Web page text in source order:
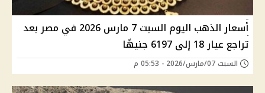
أسعار الذهب اليوم السبت 7 مارس 2026 في مصر بعد
تراجع عيار 18 إلى 6197 جنيهًا
السبت 07/مارس/2026 - 05:53 م